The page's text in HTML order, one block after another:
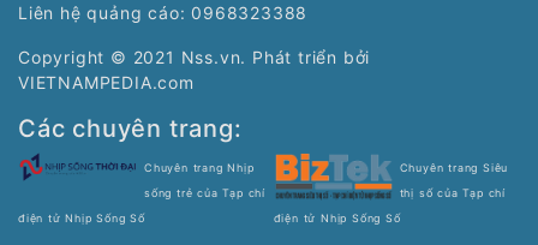
Liên hệ quảng cáo: 0968323388
Copyright © 2021 Nss.vn. Phát triển bởi
VIETNAMPEDIA.com
Các chuyên trang:
Chuyên trang Nhịp
sống trẻ của Tạp chí
điện tử Nhịp Sống Số
Chuyên trang Siêu
thị số của Tạp chí
điện tử Nhịp Sống Số